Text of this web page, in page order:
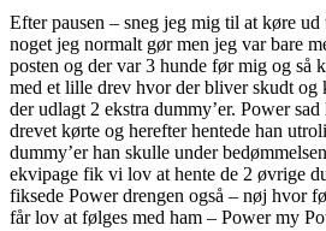
Efter pausen – sneg jeg mig til at køre
noget jeg normalt gør men jeg var bare
posten og der var 3 hunde før mig og så
med et lille drev hvor der bliver skudt og
der udlagt 2 ekstra dummy’er. Power
drevet kørte og herefter hentede han
dummy’er han skulle under
ekvipage fik vi lov at hente de 2 øvrige
fiksede Power drengen også – nøj hvor
får lov at følges med ham – Power my